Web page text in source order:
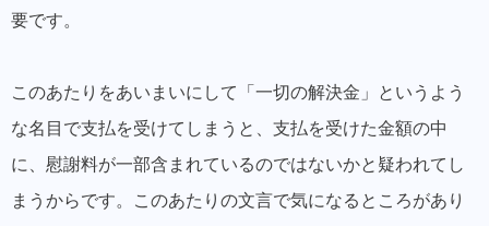
要です。
このあたりをあいまいにして「一切の解決金」というよう
な名目で支払を受けてしまうと、支払を受けた金額の中
に、慰謝料が一部含まれているのではないかと疑われてし
まうからです。このあたりの文言で気になるところがあり